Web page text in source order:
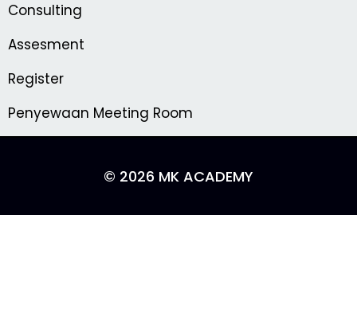
Consulting
Assesment
Register
Penyewaan Meeting Room
© 2026 MK ACADEMY